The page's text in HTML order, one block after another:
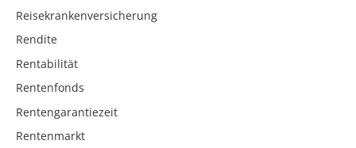
Reisekrankenversicherung
Rendite
Rentabilität
Rentenfonds
Rentengarantiezeit
Rentenmarkt